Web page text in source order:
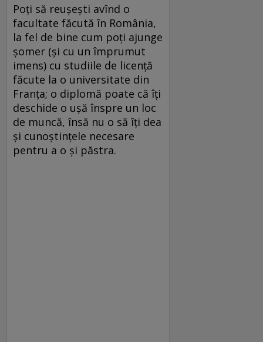
Poţi să reuşeşti avînd o
facultate făcută în România,
la fel de bine cum poţi ajunge
şomer (şi cu un împrumut
imens) cu studiile de licenţă
făcute la o universitate din
Franţa; o diplomă poate că îţi
deschide o uşă înspre un loc
de muncă, însă nu o să îţi dea
şi cunoştinţele necesare
pentru a o şi păstra.